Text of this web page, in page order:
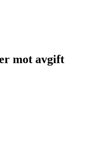
mot avgift